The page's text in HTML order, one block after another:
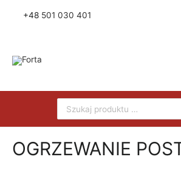
+48 501 030 401
OGRZEWANIE